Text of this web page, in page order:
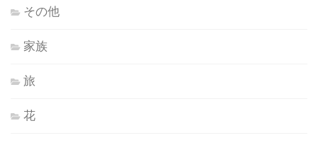
その他
家族
旅
花